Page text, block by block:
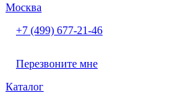
Москва
+7 (499) 677-21-46
Перезвоните мне
Каталог